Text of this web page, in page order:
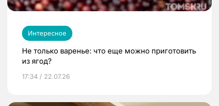
Интересное
Не только варенье: что еще можно приготовить
из ягод?
17:34 / 22.07.26